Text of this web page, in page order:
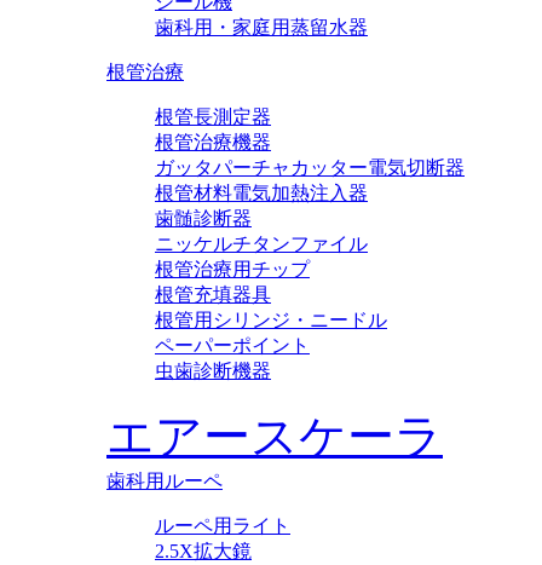
歯科用・家庭用蒸留水器
根管治療
根管長測定器
根管治療機器
ガッタパーチャカッター電気切断器
根管材料電気加熱注入器
歯髄診断器
ニッケルチタンファイル
根管治療用チップ
根管充填器具
根管用シリンジ・ニードル
ペーパーポイント
虫歯診断機器
エアースケーラ
歯科用ルーペ
ルーペ用ライト
2.5X拡大鏡